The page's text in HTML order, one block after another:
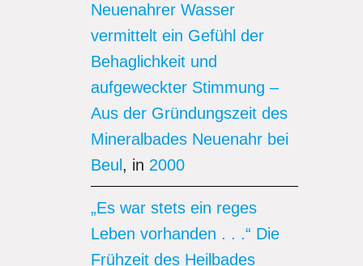
Neuenahrer Wasser
vermittelt ein Gefühl der
Behaglichkeit und
aufgeweckter Stimmung –
Aus der Gründungszeit des
Mineralbades Neuenahr bei
Beul , in 2000
„Es war stets ein reges
Leben vorhanden . . .“ Die
Frühzeit des Heilbades